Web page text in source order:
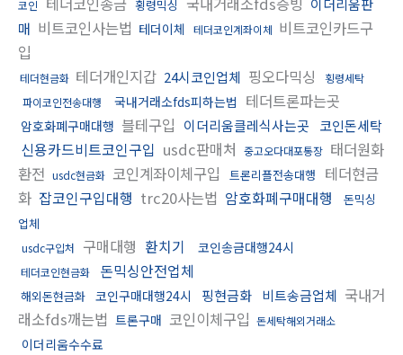
코인
횡령믹싱
매 비트코인사는법 테더이체 테더코인계좌이체 비트코인카드구
입
테더현금화 테더개인지갑 24시코인업체 핑오다믹싱
횡령세탁
파이코인전송대행
국내거래소fds피하는법 테더트론파는곳
암호화폐구매대행 블테구입 이더리움클레식사는곳 코인돈세탁
신용카드비트코인구입 usdc판매처 중고오다대포통장 태더원화
환전 usdc현금화 코인계좌이체구입 트론리플전송대행
테더현금
화 잡코인구입대행 trc20사는법 암호화폐구매대행
돈믹싱
업체
usdc구입처 구매대행 환치기 코인송금대행24시
테더코인현금화 돈믹싱안전업체
해외돈현금화 코인구매대행24시 핑현금화 비트송금업체 국내거
래소fds깨는법 트론구매 코인이체구입 돈세탁해외거래소
이더리움수수료